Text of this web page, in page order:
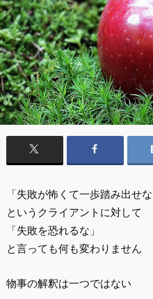
「失敗が怖くて一歩踏み出せな
というクライアントに対して
「失敗を恐れるな」
と言っても何も変わりません
物事の解釈は一つではない